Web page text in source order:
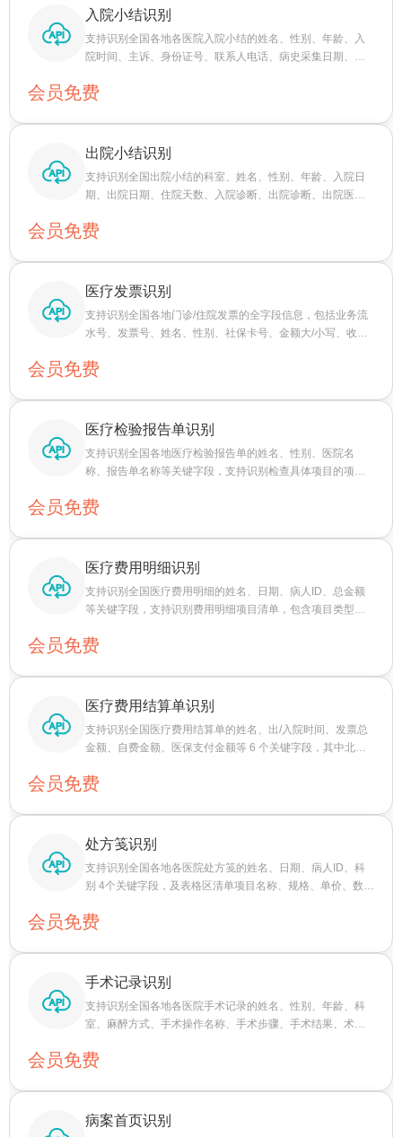
入院小结识别
支持识别全国各地各医院入院小结的姓名、性别、年龄、入
院时间、主诉、身份证号、联系人电话、病史采集日期、既
14个关键字段。
会员免费
出院小结识别
支持识别全国出院小结的科室、姓名、性别、年龄、入院日
期、出院日期、住院天数、入院诊断、出院诊断、出院医嘱
会员免费
医疗发票识别
支持识别全国各地门诊/住院发票的全字段信息，包括业务流
水号、发票号、姓名、性别、社保卡号、金额大/小写、收款
收费项目明细、各省直辖市的专有信息，其中北京/广东/河北/
会员免费
医疗检验报告单识别
支持识别全国各地医疗检验报告单的姓名、性别、医院名
称、报告单名称等关键字段，支持识别检查具体项目的项目
会员免费
医疗费用明细识别
支持识别全国医疗费用明细的姓名、日期、病人ID、总金额
等关键字段，支持识别费用明细项目清单，包含项目类型、
果最佳。
会员免费
医疗费用结算单识别
支持识别全国医疗费用结算单的姓名、出/入院时间、发票总
金额、自费金额、医保支付金额等 6 个关键字段，其中北京
会员免费
处方笺识别
支持识别全国各地各医院处方笺的姓名、日期、病人ID、科
别 4个关键字段，及表格区清单项目名称、规格、单价、数
会员免费
手术记录识别
支持识别全国各地各医院手术记录的姓名、性别、年龄、科
室、麻醉方式、手术操作名称、手术步骤、手术结果、术中
会员免费
病案首页识别